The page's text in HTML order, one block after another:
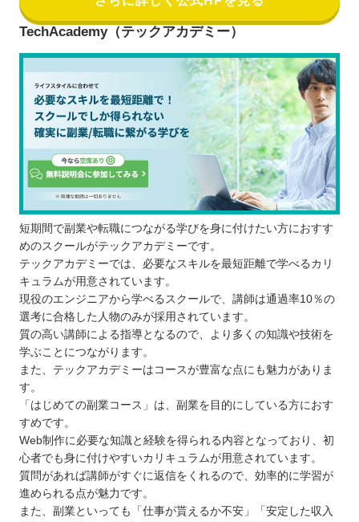
TechAcademy（テックアカデミー）
短期間で副業や転職につながる学びを身に付けたい方におすす
めのスクールがテックアカデミーです。
テックアカデミーでは、必要なスキルを最短距離で学べるカリ
キュラムが用意されています。
現役のエンジニアから学べるスクールで、講師は通過率10％の
選考に合格した人物のみが採用されています。
質の高い講師による指導となるので、より多くの知識や技術を
学ぶことにつながります。
また、テックアカデミーはコースが豊富な点にも魅力がありま
す。
「はじめての副業コース」は、副業を目的にしている方におす
すめです。
Web制作に必要な知識と経験を得られる内容となっており、初
心者でも身に付けやすいカリキュラムが用意されています。
質問があれば講師がすぐに返信をくれるので、効率的に学習が
進められる点が魅力です。
また、副業といっても「仕事が貰えるか不安」「安定した収入